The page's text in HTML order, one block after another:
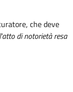
che deve
di notorietà resa